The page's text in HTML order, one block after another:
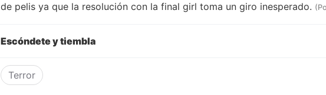
de pelis ya que la resolución con la final girl toma un giro inesperado.
Escóndete y tiembla
Terror